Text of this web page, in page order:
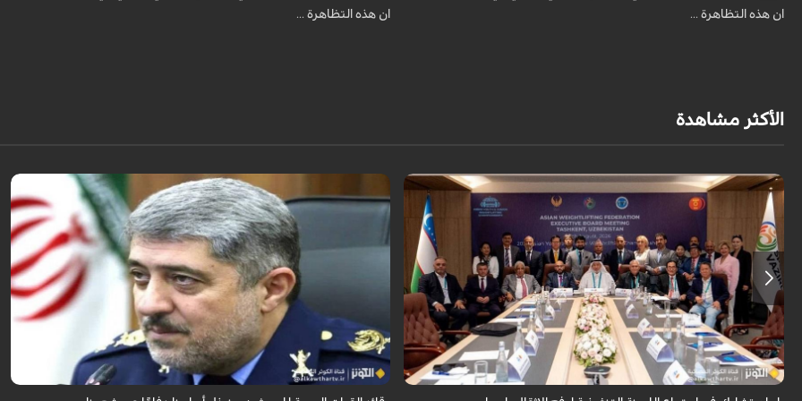
ان هذه التظاهرة ...
ان هذه التظاهرة ...
الأكثر مشاهدة
شارك رئيس الاتحاد الايراني لرفع الاثقال سجاد انوشيرواني في اجتماع اللجنة
التنفيذية للاتحاد الاسيوي لرفع الاثقال بمدينة طشقند وذلك عشية انطلاق
منافسات ...
قال قائد القوات الجوية للجيش الايراني العميد الطيار بهمن بهمرد "ان القوات
الجوية للجيش ستبذل الأرواح دفاعًا عن الشعب الإيراني".